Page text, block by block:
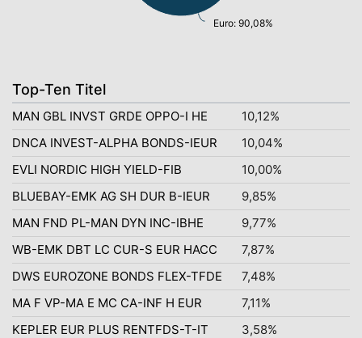
Euro: 90,08%
Top-Ten Titel
MAN GBL INVST GRDE OPPO-I HE
10,12%
DNCA INVEST-ALPHA BONDS-IEUR
10,04%
EVLI NORDIC HIGH YIELD-FIB
10,00%
BLUEBAY-EMK AG SH DUR B-IEUR
9,85%
MAN FND PL-MAN DYN INC-IBHE
9,77%
WB-EMK DBT LC CUR-S EUR HACC
7,87%
DWS EUROZONE BONDS FLEX-TFDE
7,48%
MA F VP-MA E MC CA-INF H EUR
7,11%
KEPLER EUR PLUS RENTFDS-T-IT
3,58%